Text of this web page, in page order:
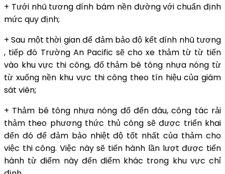
+ Tưới nhũ tương dính bám nền đường với chuẩn định
mức quy định;
+ Sau một thời gian để đảm bảo độ kết dính nhũ tương
, tiếp đó Trường An Pacific sẽ cho xe thảm từ từ tiến
vào khu vực thi công, đổ thảm bê tông nhựa nóng từ
từ xuống nền khu vực thi công theo tín hiệu của giám
sát viên;
+ Thảm bê tông nhựa nóng đổ đến đâu, công tác rải
thảm theo phương thức thủ công sẽ được triển khai
đến đó để đảm bảo nhiệt độ tốt nhất của thảm cho
việc thi công. Việc này sẽ tiến hành lần lượt được tiến
hành từ điểm này đến điểm khác trong khu vực chỉ